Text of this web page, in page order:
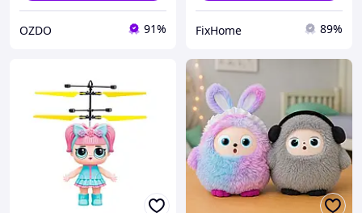
OZDO 91% FixHome 89%